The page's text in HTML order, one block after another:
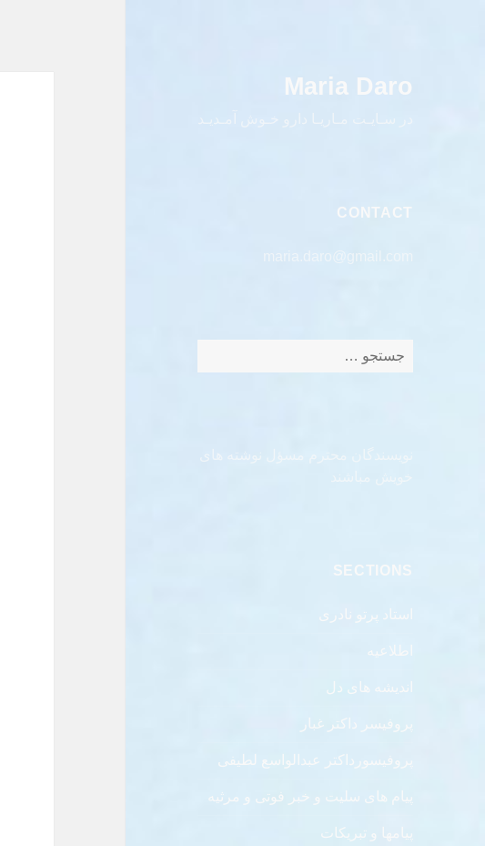
Maria Daro
در سـایـت مـاریـا دارو خـوش آمـدیـد
CONTACT
برای:
نویسندگان محترم مسؤل نوشته های
SECTIONS
استاد پرتو نادری
اطلاعیه
اندیشه های دل
پروفیسر داکتر غبار
پروفیسورداکتر عبدالواسع لطیفی
پیام های سلیت و خبر فوتی و مرثیه
پیامها و تبریکات